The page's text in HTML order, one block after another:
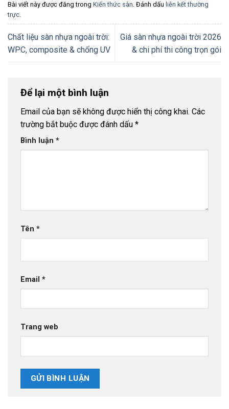
Bài viết này được đăng trong Kiến thức sàn . Đánh dấu liên kết thường
trực
Chất liệu sàn nhựa ngoài trời:
WPC, composite & chống UV
Giá sàn nhựa ngoài trời 2026
& chi phí thi công trọn gói
Để lại một bình luận
Email của bạn sẽ không được hiển thị công khai. Các
trường bắt buộc được đánh dấu *
Bình luận *
Tên *
Email *
Trang web